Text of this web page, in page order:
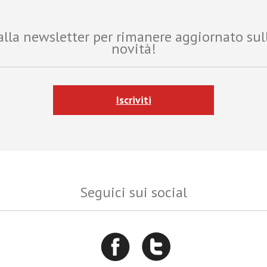
newsletter per rimanere aggiornato
novità!
Iscriviti
Seguici sui social